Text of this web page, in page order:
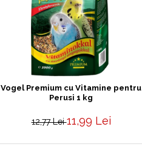
Vogel Premium cu Vitamine pentru
Perusi 1 kg
12,77 Lei11,99 Lei